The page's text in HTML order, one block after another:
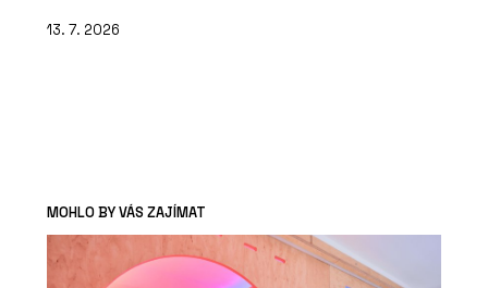
13. 7. 2026
MOHLO BY VÁS ZAJÍMAT